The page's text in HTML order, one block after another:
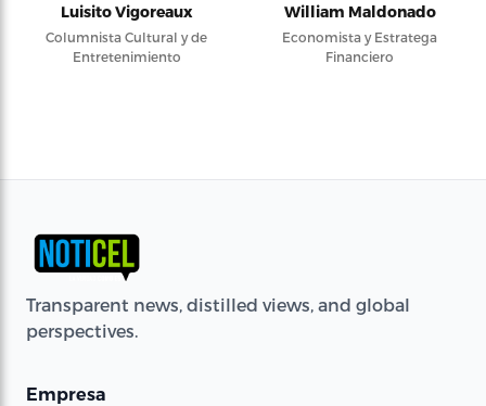
Luisito Vigoreaux
Columnista Cultural y de
Entretenimiento
William Maldonado
Economista y Estratega
Financiero
Transparent news, distilled views, and global
perspectives.
Empresa